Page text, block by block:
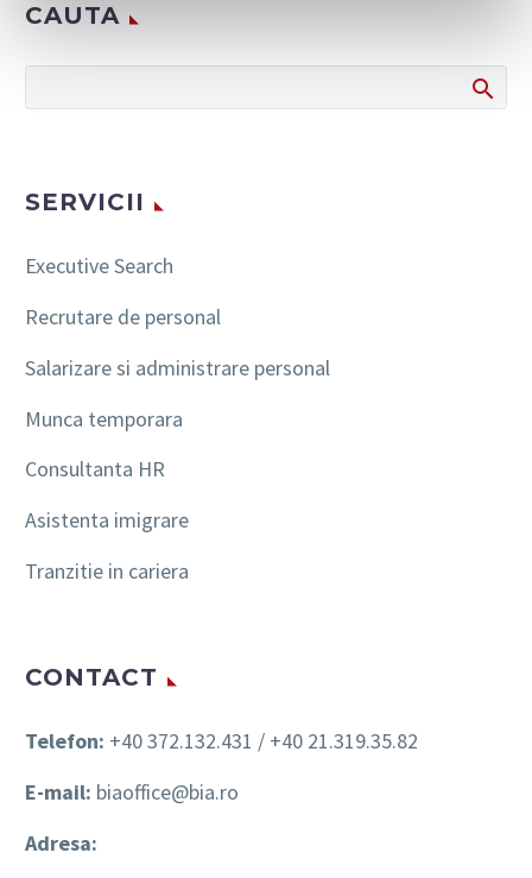
CAUTA
SERVICII
Executive Search
Recrutare de personal
Salarizare si administrare personal
Munca temporara
Consultanta HR
Asistenta imigrare
Tranzitie in cariera
CONTACT
Telefon: +40 372.132.431 / +40 21.319.35.82
E-mail: biaoffice@bia.ro
Adresa: